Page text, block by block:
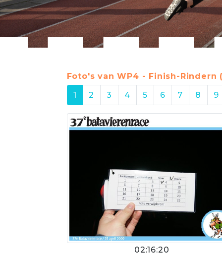
Foto's van WP4 - Finish-Rindern
1
2 3 4 5 6 7 8 9
02:16:20